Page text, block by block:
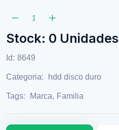
Stock: 0 Unidades
Id: 8649
Categoria: hdd disco duro
Tags: Marca, Familia